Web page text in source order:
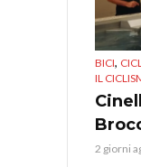
BICI,
IL
2 giorni